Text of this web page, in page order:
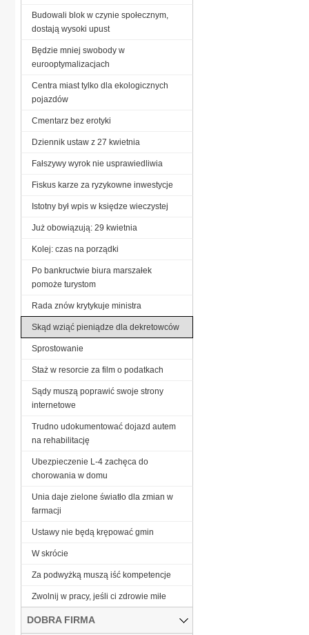
Budowali blok w czynie społecznym,
dostają wysoki upust
Będzie mniej swobody w
eurooptymalizacjach
Centra miast tylko dla ekologicznych
pojazdów
Cmentarz bez erotyki
Dziennik ustaw z 27 kwietnia
Fałszywy wyrok nie usprawiedliwia
Fiskus karze za ryzykowne inwestycje
Istotny był wpis w księdze wieczystej
Już obowiązują: 29 kwietnia
Kolej: czas na porządki
Po bankructwie biura marszałek
pomoże turystom
Rada znów krytykuje ministra
Skąd wziąć pieniądze dla dekretowców
Sprostowanie
Staż w resorcie za film o podatkach
Sądy muszą poprawić swoje strony
internetowe
Trudno udokumentować dojazd autem
na rehabilitację
Ubezpieczenie L-4 zachęca do
chorowania w domu
Unia daje zielone światło dla zmian w
farmacji
Ustawy nie będą krępować gmin
W skrócie
Za podwyżką muszą iść kompetencje
Zwolnij w pracy, jeśli ci zdrowie miłe
DOBRA FIRMA